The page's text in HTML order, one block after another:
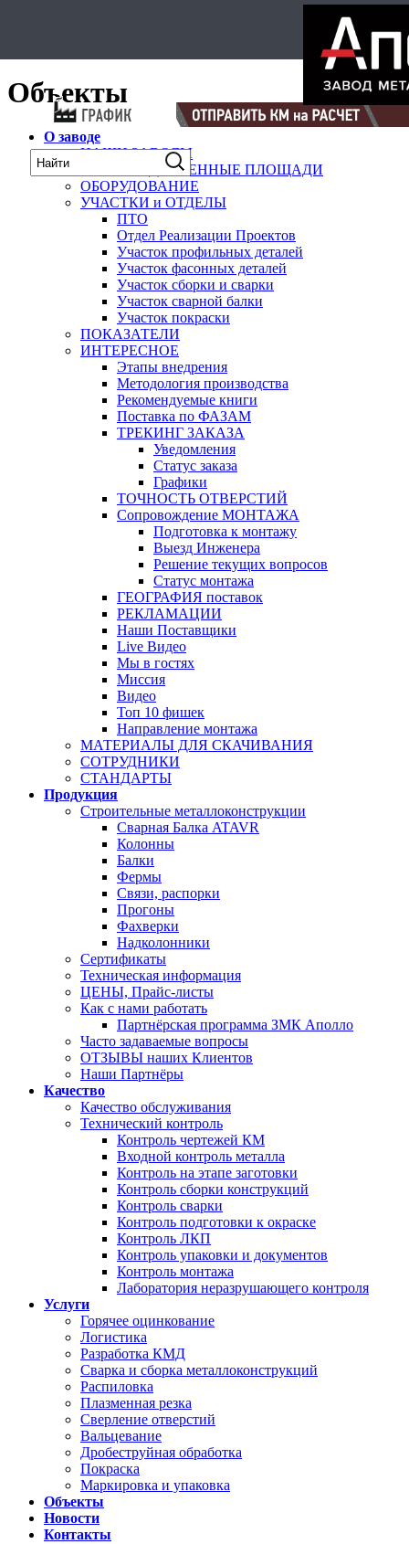
Объекты
О заводе
НАШИ ЗАВОДЫ
ПРОИЗВОДСТВЕННЫЕ ПЛОЩАДИ
ОБОРУДОВАНИЕ
УЧАСТКИ и ОТДЕЛЫ
ПТО
Отдел Реализации Проектов
Участок профильных деталей
Участок фасонных деталей
Участок сборки и сварки
Участок сварной балки
Участок покраски
ПОКАЗАТЕЛИ
ИНТЕРЕСНОЕ
Этапы внедрения
Методология производства
Рекомендуемые книги
Поставка по ФАЗАМ
ТРЕКИНГ ЗАКАЗА
Уведомления
Статус заказа
Графики
ТОЧНОСТЬ ОТВЕРСТИЙ
Сопровождение МОНТАЖА
Подготовка к монтажу
Выезд Инженера
Решение текущих вопросов
Статус монтажа
ГЕОГРАФИЯ поставок
РЕКЛАМАЦИИ
Наши Поставщики
Live Видео
Мы в гостях
Миссия
Видео
Топ 10 фишек
Направление монтажа
МАТЕРИАЛЫ ДЛЯ СКАЧИВАНИЯ
СОТРУДНИКИ
СТАНДАРТЫ
Продукция
Строительные металлоконструкции
Сварная Балка ATAVR
Колонны
Балки
Фермы
Связи, распорки
Прогоны
Фахверки
Надколонники
Сертификаты
Техническая информация
ЦЕНЫ, Прайс-листы
Как с нами работать
Партнёрская программа ЗМК Аполло
Часто задаваемые вопросы
ОТЗЫВЫ наших Клиентов
Наши Партнёры
Качество
Качество обслуживания
Технический контроль
Контроль чертежей КМ
Входной контроль металла
Контроль на этапе заготовки
Контроль сборки конструкций
Контроль сварки
Контроль подготовки к окраске
Контроль ЛКП
Контроль упаковки и документов
Контроль монтажа
Лаборатория неразрушающего контроля
Услуги
Горячее оцинкование
Логистика
Разработка КМД
Сварка и сборка металлоконструкций
Распиловка
Плазменная резка
Сверление отверстий
Вальцевание
Дробеструйная обработка
Покраска
Маркировка и упаковка
Объекты
Новости
Контакты